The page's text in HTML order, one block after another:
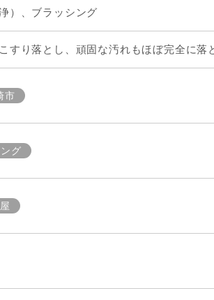
）、ブラッシング
すり落とし、頑固な汚れもほぼ完全に落
市
グ